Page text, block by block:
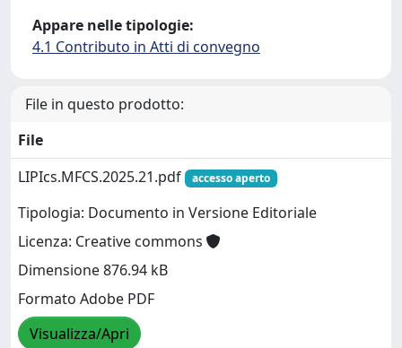
Appare nelle tipologie:
4.1 Contributo in Atti di convegno
File in questo prodotto:
File
LIPIcs.MFCS.2025.21.pdf
accesso aperto
Tipologia: Documento in Versione Editoriale
Licenza: Creative commons
Dimensione 876.94 kB
Formato Adobe PDF
Visualizza/Apri